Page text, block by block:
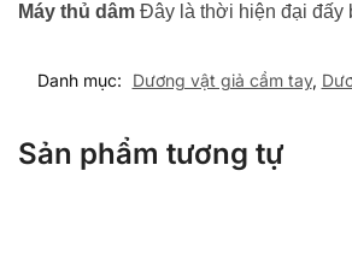
Máy thủ dâm Đây là thời hiện đại đấy
Danh mục: Dương vật giả cầm tay,
Sản phẩm tương tự